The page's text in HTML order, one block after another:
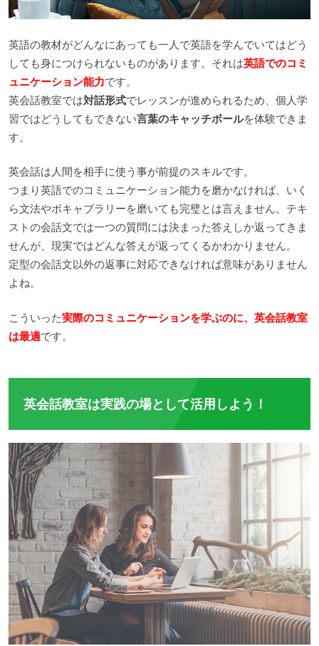
英語の教材がどんなにあっても一人で英語を学んでいてはどう
しても身につけられないものがあります。それは英語でのコミ
ュニケーション能力です。
英会話教室では対話形式でレッスンが進められるため、個人学
習ではどうしてもできない言葉のキャッチボールを体験できま
す。
英会話は人間を相手に使う事が前提のスキルです。
つまり英語でのコミュニケーション能力を磨かなければ、いく
ら文法やボキャブラリーを磨いても完璧とは言えません。テキ
ストの会話文では一つの質問には決まった答えしか返ってきま
せんが、現実ではどんな答えが返ってくるかわかりません。
定型の会話文以外の返事に対応できなければ意味がありません
よね。
こういった実際のコミュニケーションを学ぶのに、英会話教室
は最適です。
英会話教室は実践の場として活用しよう！